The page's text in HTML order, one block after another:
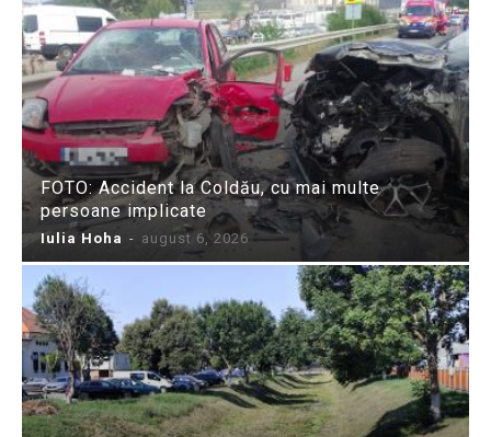
FOTO: Accident la Coldău, cu mai multe
persoane implicate
Iulia Hoha - august 6, 2026